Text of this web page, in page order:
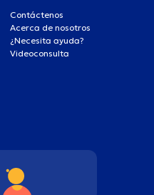
Contáctenos
Acerca de nosotros
¿Necesita ayuda?
Videoconsulta